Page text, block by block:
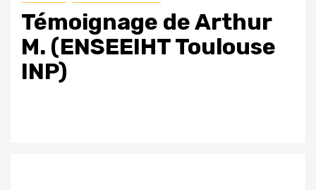
Témoignage de Arthur
M. (ENSEEIHT Toulouse
INP)